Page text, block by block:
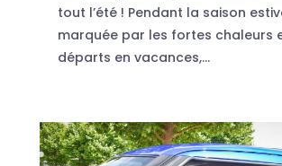
tout l’été ! Pendant la saison
marquée par les fortes chaleurs
départs en vacances,...